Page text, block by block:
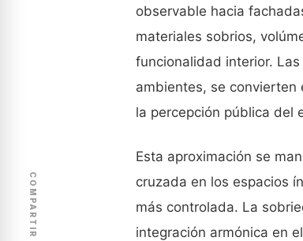
COMPARTIR
observable hacia
materiales sobrios,
funcionalidad interior.
ambientes, se
la percepción pública del
Esta aproximación se
cruzada en los espacios
más controlada. La
integración armónica en